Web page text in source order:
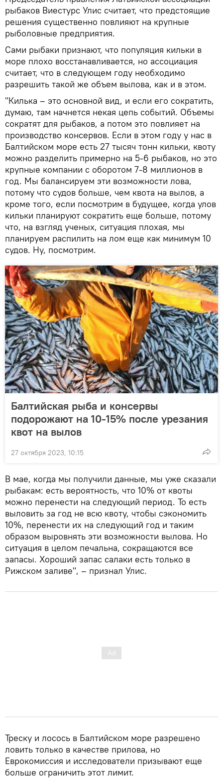
рыбаков Виестурс Улис считает, что предстоящие
решения существенно повлияют на крупные
рыболовные предприятия.
Сами рыбаки признают, что популяция кильки в
море плохо восстанавливается, но ассоциация
считает, что в следующем году необходимо
разрешить такой же объем вылова, как и в этом.
"Килька – это основной вид, и если его сократить,
думаю, там начнется некая цепь событий. Объемы
сократят для рыбаков, а потом это повлияет на
производство консервов. Если в этом году у нас в
Балтийском море есть 27 тысяч тонн кильки, квоту
можно разделить примерно на 5-6 рыбаков, но это
крупные компании с оборотом 7-8 миллионов в
год. Мы балансируем эти возможности лова,
потому что судов больше, чем квота на вылов, а
кроме того, если посмотрим в будущее, когда улов
кильки планируют сократить еще больше, потому
что, на взгляд ученых, ситуация плохая, мы
планируем распилить на лом еще как минимум 10
судов. Ну, посмотрим.
Балтийская рыба и консервы
подорожают на 10-15% после урезания
квот на вылов
27 октября 2023, 10:15
В мае, когда мы получили данные, мы уже сказали
рыбакам: есть вероятность, что 10% от квоты
можно перенести на следующий период. То есть
выловить за год не всю квоту, чтобы сэкономить
10%, перенести их на следующий год и таким
образом выровнять эти возможности вылова. Но
ситуация в целом печальна, сокращаются все
запасы. Хороший запас салаки есть только в
Рижском заливе", – признал Улис.
Треску и лосось в Балтийском море разрешено
ловить только в качестве прилова, но
Еврокомиссия и исследователи призывают еще
больше ограничить этот лимит.